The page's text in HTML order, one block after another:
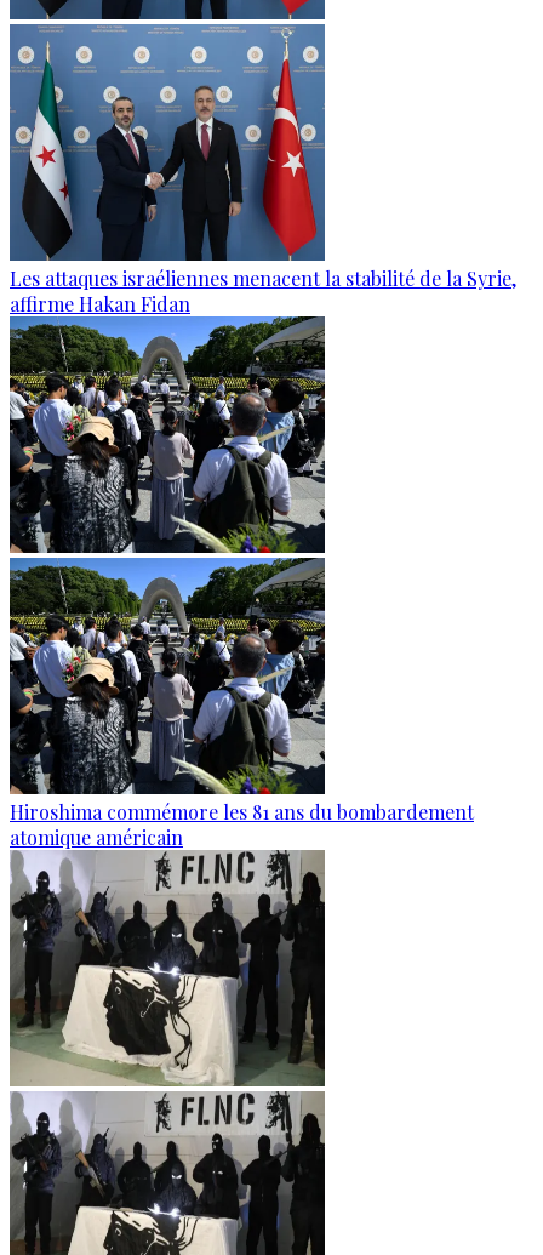
Les attaques israéliennes menacent la stabilité de la Syrie,
affirme Hakan Fidan
Hiroshima commémore les 81 ans du bombardement
atomique américain